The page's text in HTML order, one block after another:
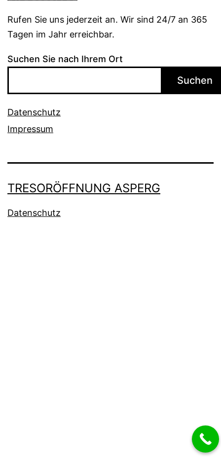
Rufen Sie uns jederzeit an. Wir sind 24/7 an 365
Tagen im Jahr erreichbar.
Suchen Sie nach Ihrem Ort
Suchen
Datenschutz
Impressum
TRESORÖFFNUNG ASPERG
Datenschutz